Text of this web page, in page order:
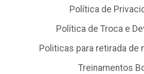
Política de
Política de Troca e
Politicas para retirada de
Treinamentos